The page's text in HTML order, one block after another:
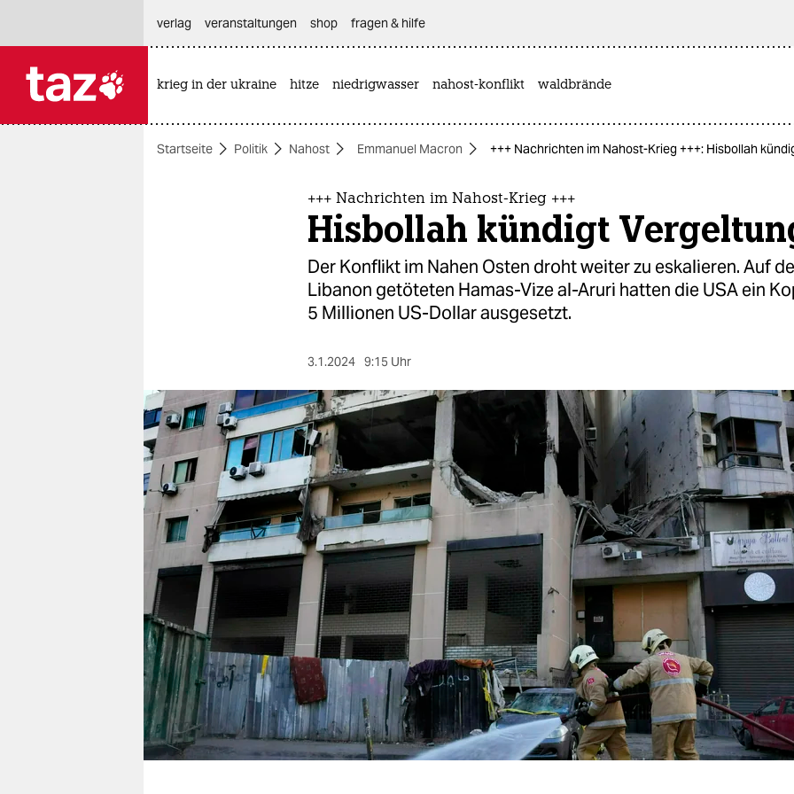
themen
berlin
nord
wahrheit
verlag
verlag
veranstaltungen
shop
fragen & hilfe
unterstützen
abo
genossenschaft
verlag
veranstaltungen shop fragen & hilfe
krieg in der ukraine hitze niedrigwasser nahost-konflikt waldbrände
Startseite Politik Nahost Emmanuel Macron +++ Nachrichten im Nahost-Krieg +++: Hisbollah
+++ Nachrichten im Nahost-Krieg +++
Hisbollah kündigt
Der Konflikt im Nahen Osten droht weiter zu eskalieren. Auf
Libanon getöteten Hamas-Vize al-Aruri hatten die USA ein
5 Millionen US-Dollar ausgesetzt.
3.1.2024 9:15 Uhr